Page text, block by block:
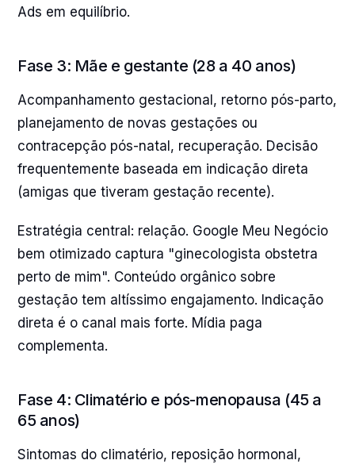
Ads em equilíbrio.
Fase 3: Mãe e gestante (28 a 40 anos)
Acompanhamento gestacional, retorno pós-parto,
planejamento de novas gestações ou
contracepção pós-natal, recuperação. Decisão
frequentemente baseada em indicação direta
(amigas que tiveram gestação recente).
Estratégia central: relação. Google Meu Negócio
bem otimizado captura "ginecologista obstetra
perto de mim". Conteúdo orgânico sobre
gestação tem altíssimo engajamento. Indicação
direta é o canal mais forte. Mídia paga
complementa.
Fase 4: Climatério e pós-menopausa (45 a
65 anos)
Sintomas do climatério, reposição hormonal,